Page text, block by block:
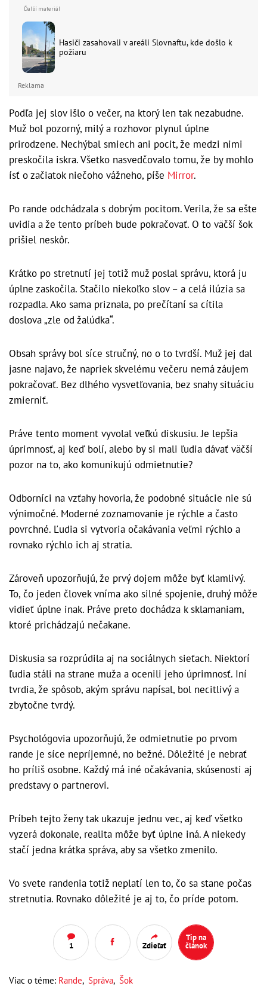
Hasiči zasahovali v areáli Slovnaftu, kde došlo k
požiaru
Reklama
Podľa jej slov išlo o večer, na ktorý len tak nezabudne.
Muž bol pozorný, milý a rozhovor plynul úplne
prirodzene. Nechýbal smiech ani pocit, že medzi nimi
preskočila iskra. Všetko nasvedčovalo tomu, že by mohlo
ísť o začiatok niečoho vážneho, píše Mirror.
Po rande odchádzala s dobrým pocitom. Verila, že sa ešte
uvidia a že tento príbeh bude pokračovať. O to väčší šok
prišiel neskôr.
Krátko po stretnutí jej totiž muž poslal správu, ktorá ju
úplne zaskočila. Stačilo niekoľko slov – a celá ilúzia sa
rozpadla. Ako sama priznala, po prečítaní sa cítila
doslova „zle od žalúdka“.
Obsah správy bol síce stručný, no o to tvrdší. Muž jej dal
jasne najavo, že napriek skvelému večeru nemá záujem
pokračovať. Bez dlhého vysvetľovania, bez snahy situáciu
zmierniť.
Práve tento moment vyvolal veľkú diskusiu. Je lepšia
úprimnosť, aj keď bolí, alebo by si mali ľudia dávať väčší
pozor na to, ako komunikujú odmietnutie?
Odborníci na vzťahy hovoria, že podobné situácie nie sú
výnimočné. Moderné zoznamovanie je rýchle a často
povrchné. Ľudia si vytvoria očakávania veľmi rýchlo a
rovnako rýchlo ich aj stratia.
Zároveň upozorňujú, že prvý dojem môže byť klamlivý.
To, čo jeden človek vníma ako silné spojenie, druhý môže
vidieť úplne inak. Práve preto dochádza k sklamaniam,
ktoré prichádzajú nečakane.
Diskusia sa rozprúdila aj na sociálnych sieťach. Niektorí
ľudia stáli na strane muža a ocenili jeho úprimnosť. Iní
tvrdia, že spôsob, akým správu napísal, bol necitlivý a
zbytočne tvrdý.
Psychológovia upozorňujú, že odmietnutie po prvom
rande je síce nepríjemné, no bežné. Dôležité je nebrať
ho príliš osobne. Každý má iné očakávania, skúsenosti aj
predstavy o partnerovi.
Príbeh tejto ženy tak ukazuje jednu vec, aj keď všetko
vyzerá dokonale, realita môže byť úplne iná. A niekedy
stačí jedna krátka správa, aby sa všetko zmenilo.
Vo svete randenia totiž neplatí len to, čo sa stane počas
stretnutia. Rovnako dôležité je aj to, čo príde potom.
1 Zdieľať
Tip na
článok
Viac o téme: Rande, Správa, Šok